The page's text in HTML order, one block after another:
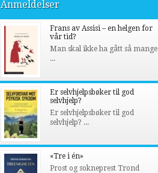
Anmeldelser
Frans av Assisi – en helgen for
vår tid?
Man skal ikke ha gått så mange
...
Er selvhjelpsbøker til god
selvhjelp?
Er selvhjelpsbøker til god
selvhjelp? ...
«Tre i én»
Prost og sokneprest Trond